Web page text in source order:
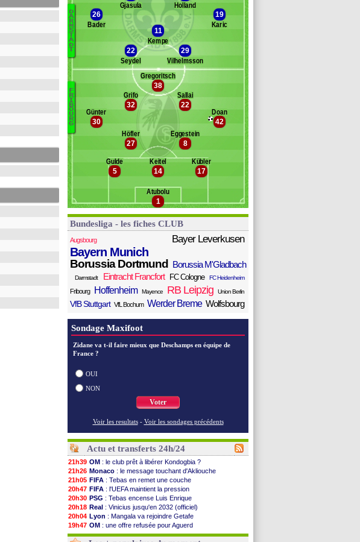
Banc des remplaçants Darmstadt
Behrens
Poppler Isherwood
Zimmermann
Schnellhardt
Torsiello
Honsak
D
A
R
M
S
T
A
D
T
Banc des remplaçants
Müller
Philipp
Sildillia
Breunig
Makengo
F
R
I
B
O
U
R
G
Gjasula
Holland
26
Bader
19
Karic
11
Kempe
22
Seydel
29
Vilhelmsson
1
Atubolu
17
Kübler
14
Keitel
5
Gulde
8
Eggestein
27
Höfler
42
Doan
30
Günter
22
Sallai
32
Grifo
38
Gregoritsch
Bundesliga - les fiches CLUB
Augsbourg Bayer Leverkusen
Bayern Munich
Borussia Dortmund Borussia M'Gladbach
Darmstadt Eintracht Francfort FC Cologne FC Heidenheim
Fribourg Hoffenheim Mayence RB Leipzig Union Berlin
VfB Stuttgart VfL Bochum Werder Breme Wolfsbourg
Sondage Maxifoot
Zidane va t-il faire mieux que Deschamps en équipe de
France ?
OUI
NON
Voter
Voir les resultats - Voir les sondages précédents
Actu et transferts 24h/24
21h39 OM : le club prêt à libérer Kondogbia ?
21h26 Monaco : le message touchant d'Akliouche
21h05 FIFA : Tebas en remet une couche
20h47 FIFA : l'UEFA maintient la pression
20h30 PSG : Tebas encense Luis Enrique
20h18 Real : Vinicius jusqu'en 2032 (officiel)
20h04 Lyon : Mangala va rejoindre Getafe
19h47 OM : une offre refusée pour Aguerd
19h34 Real: c'est confirmé pour Vinicius